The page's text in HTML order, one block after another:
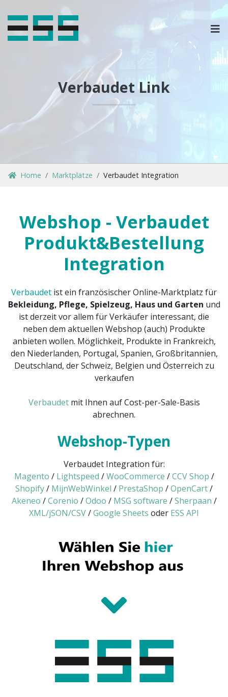
Verbaudet Link
Home Marktplätze Verbaudet Integration
Webshop - Verbaudet
Produkt&Bestellung
Integration
Verbaudet ist ein französischer Online-Marktplatz für
Bekleidung, Pflege, Spielzeug, Haus und Garten und
ist derzeit vor allem für Verkäufer interessant, die
neben dem aktuellen Webshop (auch) Produkte
anbieten wollen. Möglichkeit, Produkte in Frankreich,
den Niederlanden, Portugal, Spanien, Großbritannien,
Deutschland, der Schweiz, Belgien und Österreich zu
verkaufen
Verbaudetmit Ihnen auf Cost-per-Sale-Basis
abrechnen.
Webshop-Typen
Verbaudet Integration für:
Magento / Lightspeed /WooCommerce /CCV Shop /
Shopify/ MijnWebWinkel / PrestaShop /OpenCart/
Akeneo /Corenio /Odoo / MSG software /Sherpaan /
XML/jSON/CSV/Google Sheets oder ESS API
OPLOSSINGEN
MARKETPLACES & DATAFEEDS
WEBSHOPTYPES
CONTACT